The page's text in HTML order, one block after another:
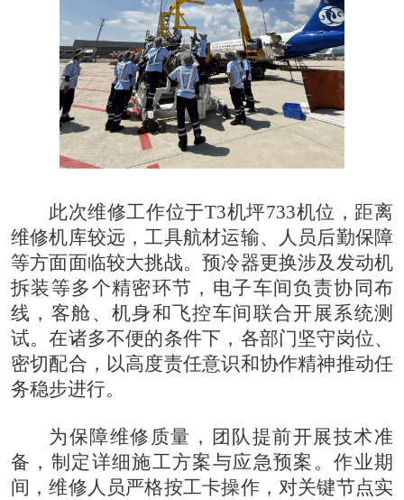
此次维修工作位于T3机坪733机位，距离
维修机库较远，工具航材运输、人员后勤保障
等方面面临较大挑战。预冷器更换涉及发动机
拆装等多个精密环节，电子车间负责协同布
线，客舱、机身和飞控车间联合开展系统测
试。在诸多不便的条件下，各部门坚守岗位、
密切配合，以高度责任意识和协作精神推动任
务稳步进行。
为保障维修质量，团队提前开展技术准
备，制定详细施工方案与应急预案。作业期
间，维修人员严格按工卡操作，对关键节点实